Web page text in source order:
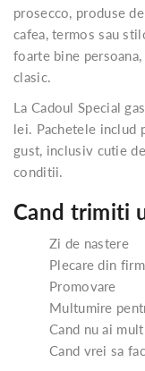
prosecco, produse
cafea, termos sau
foarte bine
clasic.
La Cadoul Special
lei. Pachetele includ
gust, inclusiv cutie
conditii.
Cand trimiti
Zi de nastere
Plecare din
Promovare
Multumire
Cand nu ai
Cand vrei sa